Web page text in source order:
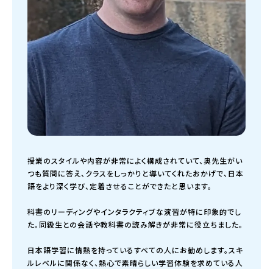
授業のスタイルや内容が非常によく構成されていて、奥先生がい
つも質問に答え、クラスをしっかりと導いてくれたおかげで、日本
語をより深く学び、定着させることができたと思います。
科書のリーディングやインタラクティブな演習が特に印象的でし
た。同級生との会話や教科書の読み解きが非常に役立ちました。
日本語学習に情熱を持っているすべての人にお勧めします。スキ
ルレベルに関係なく、熱心で素晴らしい学習体験を求めている人